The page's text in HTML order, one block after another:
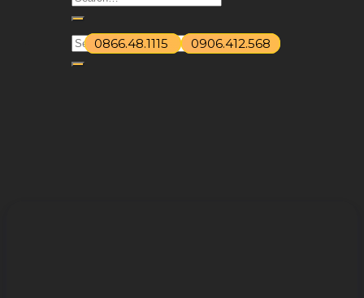
0866.48.1115 0906.412.568